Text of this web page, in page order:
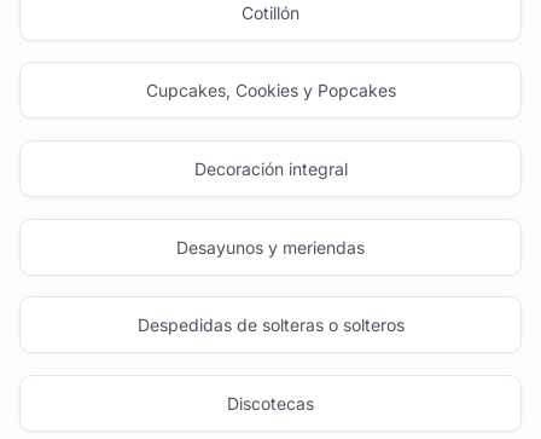
Cotillón
Cupcakes, Cookies y Popcakes
Decoración integral
Desayunos y meriendas
Despedidas de solteras o solteros
Discotecas